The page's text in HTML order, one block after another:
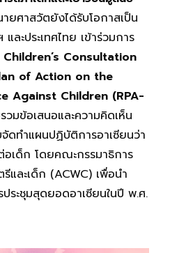
ายศาสวัตยังได้รับโอกาสเป็น
ะประเทศไทย เข้าร่วมการ
Consultation
of Action on the
Against Children (RPA-
วมข้อเสนอและความคิดเห็น
ดทำแผนปฏิบัติการอาเซียนว่า
เด็ก โดยคณะกรรมาธิการ
และเด็ก (ACWC) เพื่อนำ
ระชุมสุดยอดอาเซียนในปี พ.ศ.